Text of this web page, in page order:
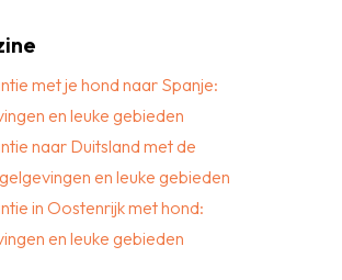
met je hond naar Spanje:
en leuke gebieden
naar Duitsland met de
en leuke gebieden
in Oostenrijk met hond:
en leuke gebieden